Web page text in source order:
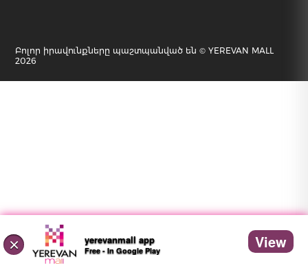
Բոլոր իրավունքները պաշտպանված են © YEREVAN MALL
2026
× yerevanmall app
Free - In Google Play View